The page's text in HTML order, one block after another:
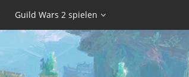
Guild Wars 2 spielen